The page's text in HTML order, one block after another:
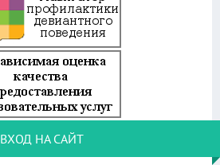
ВХОД НА САЙТ